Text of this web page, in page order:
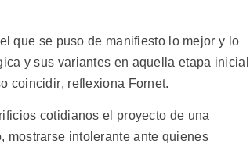
que se puso de manifiesto lo mejor y lo
y sus variantes en aquella etapa
coincidir, reflexiona Fornet.
cotidianos el proyecto de una
mostrarse intolerante ante quienes